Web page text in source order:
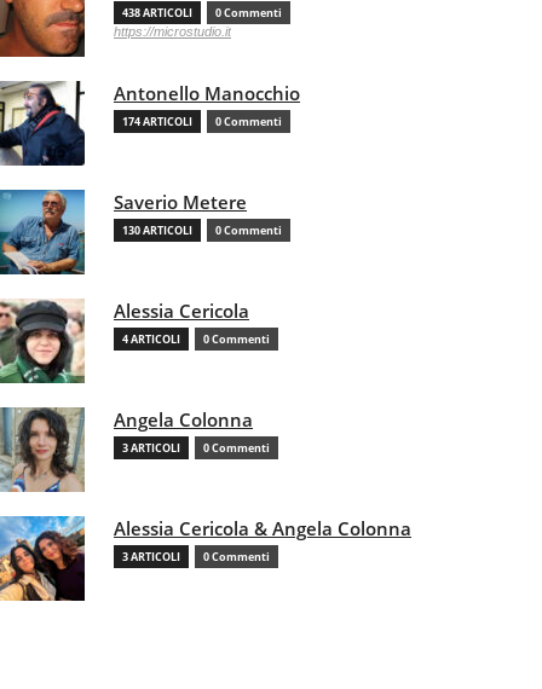
438 ARTICOLI 0 Commenti
https://microstudio.it
Antonello Manocchio
174 ARTICOLI 0 Commenti
Saverio Metere
130 ARTICOLI 0 Commenti
Alessia Cericola
4 ARTICOLI 0 Commenti
Angela Colonna
3 ARTICOLI 0 Commenti
Alessia Cericola & Angela Colonna
3 ARTICOLI 0 Commenti